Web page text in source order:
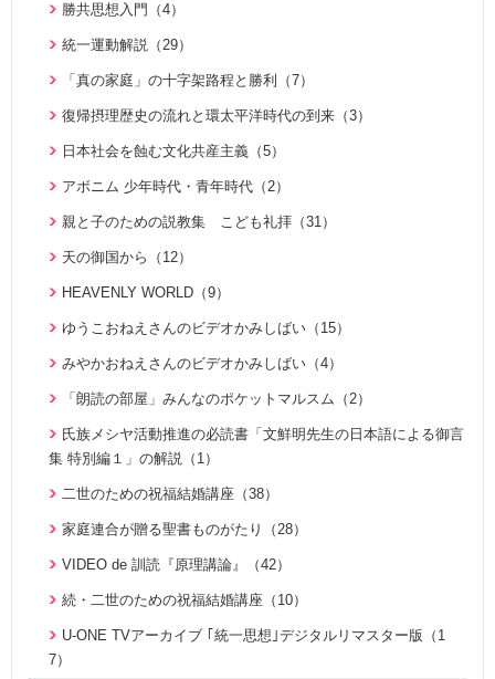
勝共思想入門（4）
統一運動解説（29）
「真の家庭」の十字架路程と勝利（7）
復帰摂理歴史の流れと環太平洋時代の到来（3）
日本社会を蝕む文化共産主義（5）
アボニム 少年時代・青年時代（2）
親と子のための説教集 こども礼拝（31）
天の御国から（12）
HEAVENLY WORLD（9）
ゆうこおねえさんのビデオかみしばい（15）
みやかおねえさんのビデオかみしばい（4）
「朗読の部屋」みんなのポケットマルスム（2）
氏族メシヤ活動推進の必読書「文鮮明先生の日本語による御言
集 特別編１」の解説（1）
二世のための祝福結婚講座（38）
家庭連合が贈る聖書ものがたり（28）
VIDEO de 訓読『原理講論』（42）
続・二世のための祝福結婚講座（10）
U-ONE TVアーカイブ ｢統一思想｣デジタルリマスター版（1
7）